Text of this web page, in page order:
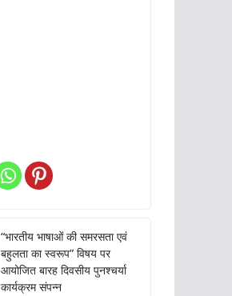
“भारतीय भाषाओं की समरसता एवं
बहुलता का स्वरूप” विषय पर
आयोजित बारह दिवसीय पुनश्चर्या
कार्यक्रम संपन्न